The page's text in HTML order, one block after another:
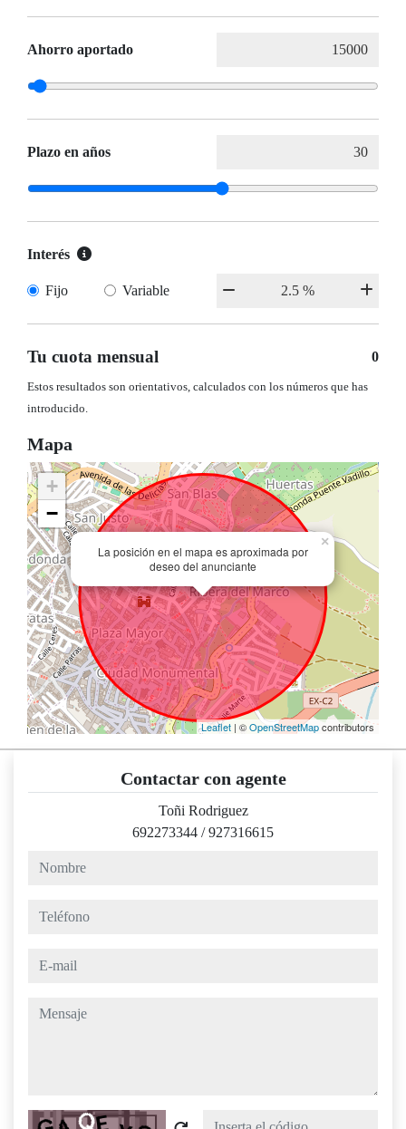
Ahorro aportado
Plazo en años
Interés
Fijo Variable
Tu cuota mensual 0
Estos resultados son orientativos, calculados con los números que has
introducido.
Mapa
La posición en el mapa es aproximada por
deseo del anunciante
×
+
−
Leaflet | ©OpenStreetMapcontributors
Contactar con agente
Toñi Rodriguez
692273344 /927316615
nombre
teléfono
e-mail
mensaje
Captcha